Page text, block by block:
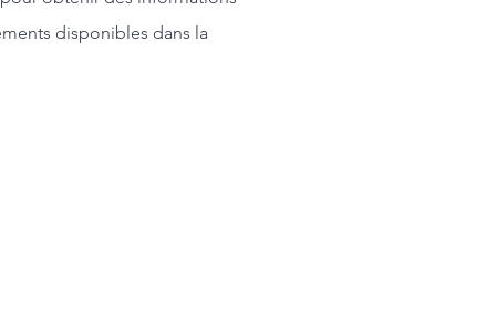
disponibles dans la